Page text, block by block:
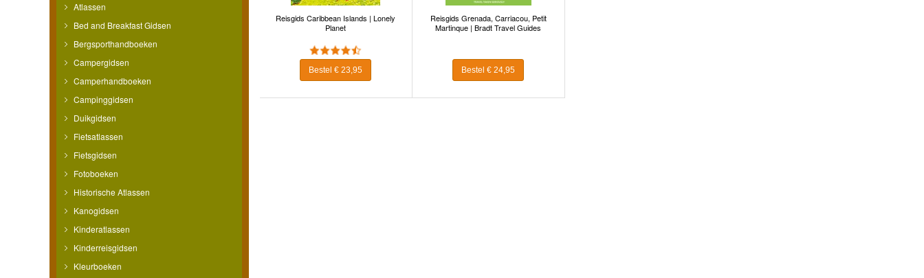
Atlassen
Bed and Breakfast Gidsen
Bergsporthandboeken
Campergidsen
Camperhandboeken
Campinggidsen
Duikgidsen
Fietsatlassen
Fietsgidsen
Fotoboeken
Historische Atlassen
Kanogidsen
Kinderatlassen
Kinderreisgidsen
Kleurboeken
Reisgids Caribbean Islands | Lonely
Planet
Bestel € 23,95
Reisgids Grenada, Carriacou, Petit
Martinque | Bradt Travel Guides
Bestel € 24,95